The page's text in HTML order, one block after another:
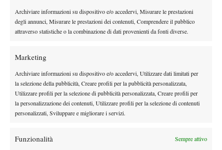
Archiviare informazioni su dispositivo e/o accedervi, Misurare le prestazioni
degli annunci, Misurare le prestazioni dei contenuti, Comprendere il pubblico
attraverso statistiche o la combinazione di dati provenienti da fonti diverse.
Marketing
Archiviare informazioni su dispositivo e/o accedervi, Utilizzare dati limitati per
la selezione della pubblicità, Creare profili per la pubblicità personalizzata,
Utilizzare profili per la selezione di pubblicità personalizzata, Creare profili per
la personalizzazione dei contenuti, Utilizzare profili per la selezione di contenuti
personalizzati, Sviluppare e migliorare i servizi.
Funzionalità Sempre attivo
allenarmi dalle 15 alle 19, alternando tennis e atletica in base alle
circostanze.
di Monica Seles. Tra i ragazzi di oggi qui al Capanno abbiamo
Giulio Zeppieri che è un prospetto interessante e Masha
Marfutina che è già una giocatrice.
Quando è l’ultima volta che hai pianto?
Ieri. Mi capita di piangere, arrivano pensieri, tutti miei, e giù di
—